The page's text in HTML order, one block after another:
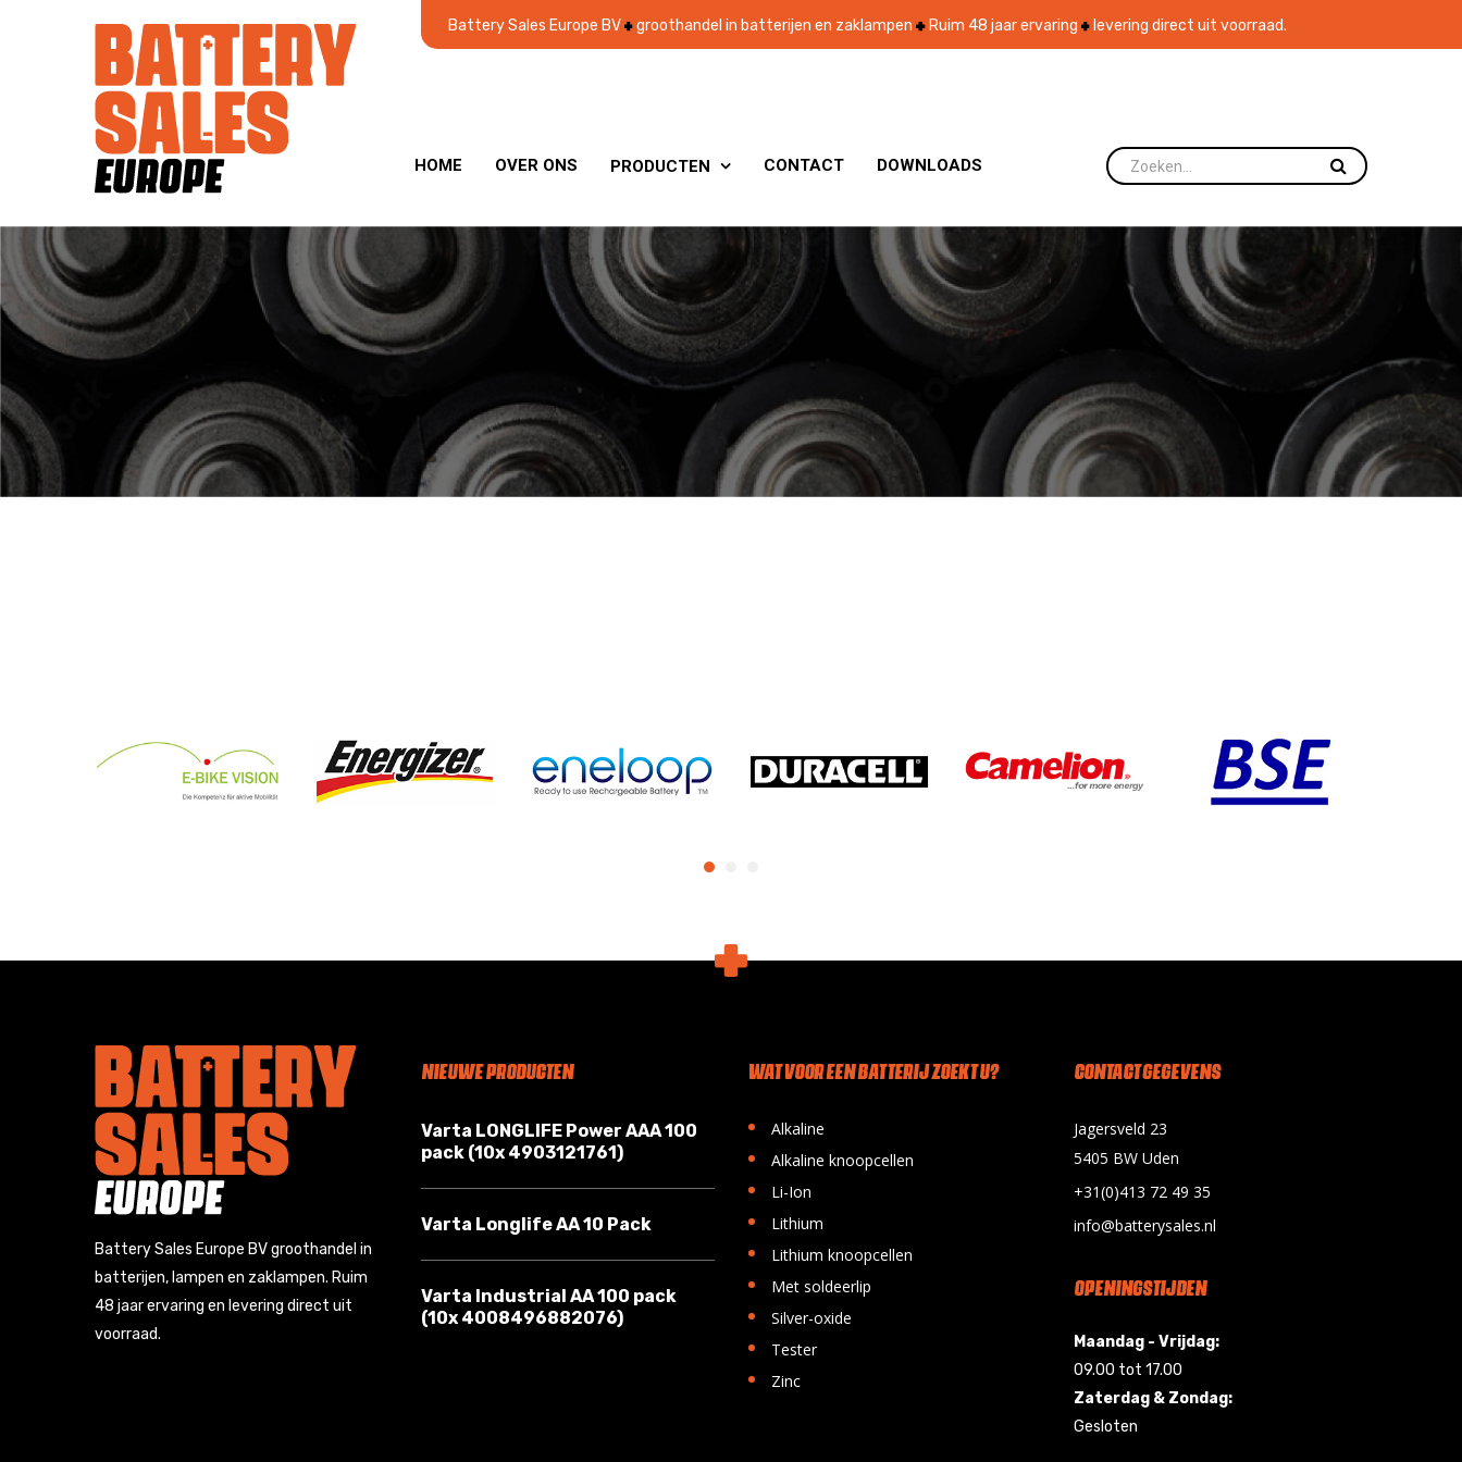
Battery Sales Europe BV groothandel in batterijen en zaklampen Ruim 48 jaar ervaring levering direct uit voorraad.
HOME OVER ONS PRODUCTEN  CONTACT DOWNLOADS
Battery Sales Europe BV groothandel in
batterijen, lampen en zaklampen. Ruim
48 jaar ervaring en levering direct uit
voorraad.
NIEUWE PRODUCTEN
Varta LONGLIFE Power AAA 100
pack (10x 4903121761)
Varta Longlife AA 10 Pack
Varta Industrial AA 100 pack
(10x 4008496882076)
WAT VOOR EEN BATTERIJ ZOEKT U?
• Alkaline
• Alkaline knoopcellen
• Li-Ion
• Lithium
• Lithium knoopcellen
• Met soldeerlip
• Silver-oxide
• Tester
• Zinc
CONTACT GEGEVENS
Jagersveld 23
5405 BW Uden
+31(0)413 72 49 35
info@batterysales.nl
OPENINGSTIJDEN
Maandag - Vrijdag:
09.00 tot 17.00
Zaterdag & Zondag:
Gesloten